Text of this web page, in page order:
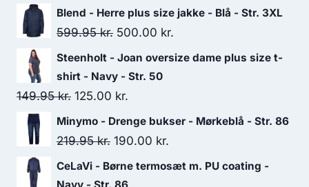
price
was:
price
is:
Blend - Herre plus size jakke - Blå - Str. 3XL
599.95kr. Original
price
was:
599.95 kr..
500.00 kr.
price
Steenholt - Joan oversize dame plus size t-
shirt - Navy - Str. 50
149.95kr. Original
price
was:
125.00 kr.
price
is:
Minymo - Drenge bukser - Mørkeblå - Str. 86
219.95kr. Original
price
was:
190.00 kr.
price
CeLaVi - Børne termosæt m. PU coating -